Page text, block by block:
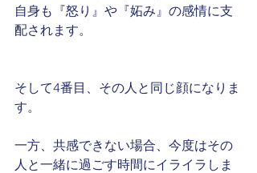
自身も『怒り』や『妬み』の感情に支
配されます。
そして4番目、その人と同じ顔になりま
す。
一方、共感できない場合、今度はその
人と一緒に過ごす時間にイライラしま